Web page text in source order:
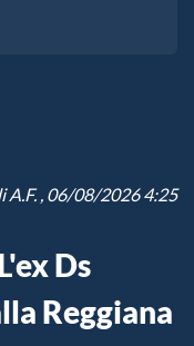
A.F., 06/08/2026 4:25
Ds
Reggiana